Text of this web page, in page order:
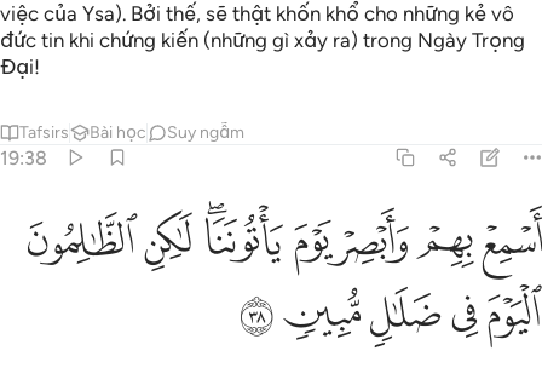
việc của Ysa). Bởi thế, sẽ thật khốn khổ cho những kẻ vô
đức tin khi chứng kiến (những gì xảy ra) trong Ngày Trọng
Đại!
Tafsirs Bài học Suy ngẫm
19:38
اسمع بهم وابصر يوم ياتوننا لاكن الظالمون اليوم في ضلال مبين ٣٨
أَسْمِعْ بِهِمْ وَأَبْصِرْ يَوْمَ يَأْتُونَنَا ۖ لَـٰكِنِ ٱلظَّـٰلِمُونَ ٱلْيَوْمَ فِى ضَلَـٰلٍۢ
ﳔﳕﳖﳗﳘﳙﳚﳛ
ﳜﳝﳞﳟﳠ